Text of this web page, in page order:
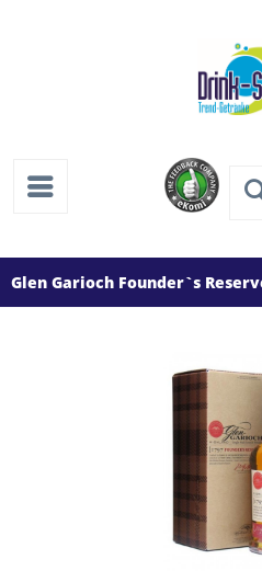
Glen Garioch Founder`s